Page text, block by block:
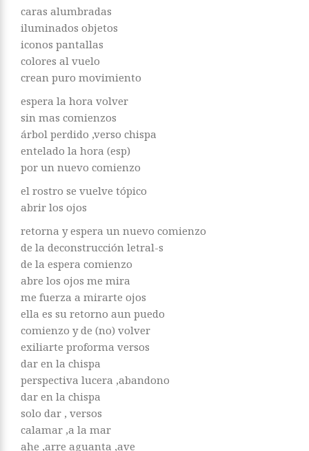
caras alumbradas
iluminados objetos
iconos pantallas
colores al vuelo
crean puro movimiento
espera la hora volver
sin mas comienzos
árbol perdido ,verso chispa
entelado la hora (esp)
por un nuevo comienzo
el rostro se vuelve tópico
abrir los ojos
retorna y espera un nuevo comienzo
de la deconstrucción letral-s
de la espera comienzo
abre los ojos me mira
me fuerza a mirarte ojos
ella es su retorno aun puedo
comienzo y de (no) volver
exiliarte proforma versos
dar en la chispa
perspectiva lucera ,abandono
dar en la chispa
solo dar , versos
calamar ,a la mar
ahe ,arre aguanta ,ave